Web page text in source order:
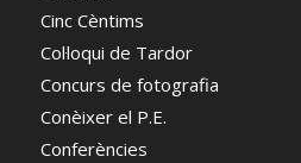
Cinc Cèntims
Col·loqui de Tardor
Concurs de fotografia
Conèixer el P.E.
Conferències